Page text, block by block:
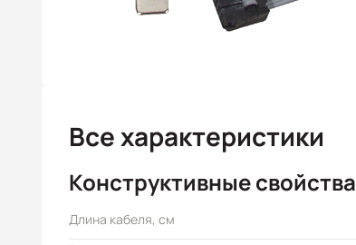
Все характеристики
Конструктивные свойства
Длина кабеля, см